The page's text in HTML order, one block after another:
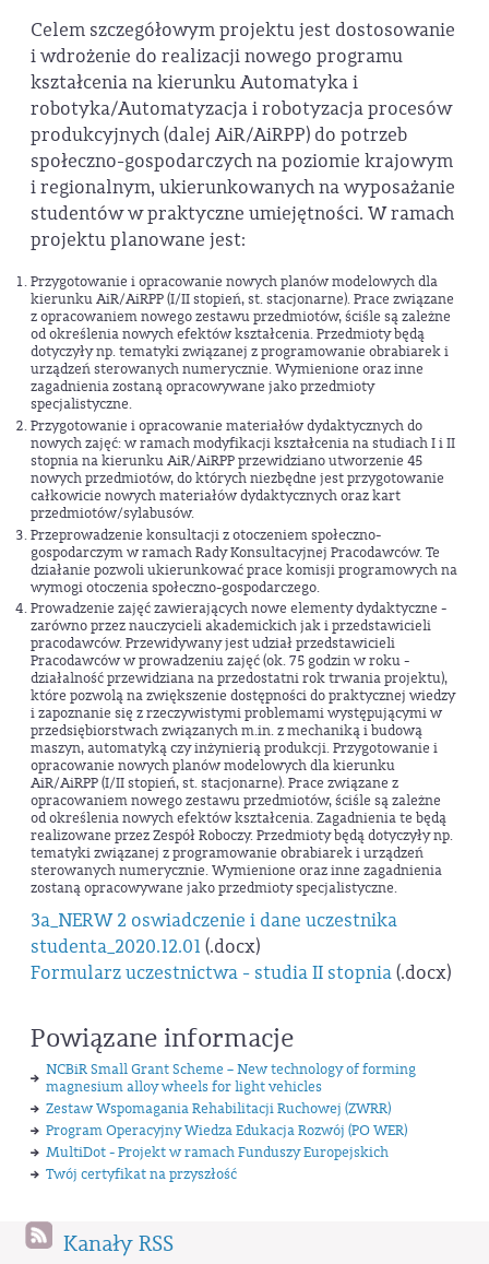
Celem szczegółowym projektu jest dostosowanie
i wdrożenie do realizacji nowego programu
kształcenia na kierunku Automatyka i
robotyka/Automatyzacja i robotyzacja procesów
produkcyjnych (dalej AiR/AiRPP) do potrzeb
społeczno-gospodarczych na poziomie krajowym
i regionalnym, ukierunkowanych na wyposażanie
studentów w praktyczne umiejętności. W ramach
projektu planowane jest:
Przygotowanie i opracowanie nowych planów modelowych dla
kierunku AiR/AiRPP (I/II stopień, st. stacjonarne). Prace związane
z opracowaniem nowego zestawu przedmiotów, ściśle są zależne
od określenia nowych efektów kształcenia. Przedmioty będą
dotyczyły np. tematyki związanej z programowanie obrabiarek i
urządzeń sterowanych numerycznie. Wymienione oraz inne
zagadnienia zostaną opracowywane jako przedmioty
specjalistyczne.
Przygotowanie i opracowanie materiałów dydaktycznych do
nowych zajęć: w ramach modyfikacji kształcenia na studiach I i II
stopnia na kierunku AiR/AiRPP przewidziano utworzenie 45
nowych przedmiotów, do których niezbędne jest przygotowanie
całkowicie nowych materiałów dydaktycznych oraz kart
przedmiotów/sylabusów.
Przeprowadzenie konsultacji z otoczeniem społeczno-
gospodarczym w ramach Rady Konsultacyjnej Pracodawców. Te
działanie pozwoli ukierunkować prace komisji programowych na
wymogi otoczenia społeczno-gospodarczego.
Prowadzenie zajęć zawierających nowe elementy dydaktyczne -
zarówno przez nauczycieli akademickich jak i przedstawicieli
pracodawców. Przewidywany jest udział przedstawicieli
Pracodawców w prowadzeniu zajęć (ok. 75 godzin w roku -
działalność przewidziana na przedostatni rok trwania projektu),
które pozwolą na zwiększenie dostępności do praktycznej wiedzy
i zapoznanie się z rzeczywistymi problemami występującymi w
przedsiębiorstwach związanych m.in. z mechaniką i budową
maszyn, automatyką czy inżynierią produkcji. Przygotowanie i
opracowanie nowych planów modelowych dla kierunku
AiR/AiRPP (I/II stopień, st. stacjonarne). Prace związane z
opracowaniem nowego zestawu przedmiotów, ściśle są zależne
od określenia nowych efektów kształcenia. Zagadnienia te będą
realizowane przez Zespół Roboczy. Przedmioty będą dotyczyły np.
tematyki związanej z programowanie obrabiarek i urządzeń
sterowanych numerycznie. Wymienione oraz inne zagadnienia
zostaną opracowywane jako przedmioty specjalistyczne.
3a_NERW 2 oswiadczenie i dane uczestnika
studenta_2020.12.01 (.docx)
Formularz uczestnictwa - studia II stopnia(.docx)
Powiązane informacje
NCBiR Small Grant Scheme – New technology of forming
magnesium alloy wheels for light vehicles
Zestaw Wspomagania Rehabilitacji Ruchowej (ZWRR)
Program Operacyjny Wiedza Edukacja Rozwój (PO WER)
MultiDot - Projekt w ramach Funduszy Europejskich
Twój certyfikat na przyszłość
Kanały RSS